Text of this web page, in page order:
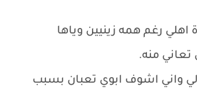
رغم همه زينيين وياها
منه.
واني اشوف ابوي تعبان بسبب